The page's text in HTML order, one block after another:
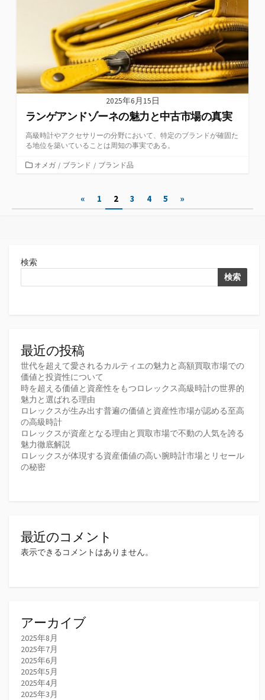
2025年6月15日
ランゲアンドゾーネの魅力と中古市場の真実
高級時計やアクセサリーの分野において、特定のブランドが確固た
る地位を築いていることは周知の事実である。
カ
ー
オメガ / ブランド / ブランド品
ペ
り
« 1 2 3 4 5 »
検索
検索
最近の投稿
世代を超えて愛されるカルティエの魅力と高額買取市場での
価値と投資性について
時を超える価値と資産性をもつロレックス高級時計の世界的
魅力と選ばれる理由
ロレックスが生み出す普遍の価値と資産性市場が認める至高
の高級時計
ロレックスが資産となる理由と買取市場で不動の人気を誇る
魅力徹底解説
ロレックスが体現する資産価値の高い腕時計市場とリセール
の秘密
最近のコメント
表示できるコメントはありません。
アーカイブ
2025年8月
2025年7月
2025年6月
2025年5月
2025年4月
2025年3月